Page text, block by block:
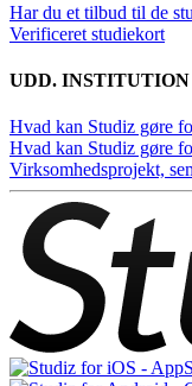
Har du et tilbud til de
Verificeret studiekort
UDD. INSTITUTION
Hvad kan Studiz gøre
Hvad kan Studiz gøre
Virksomhedsprojekt,